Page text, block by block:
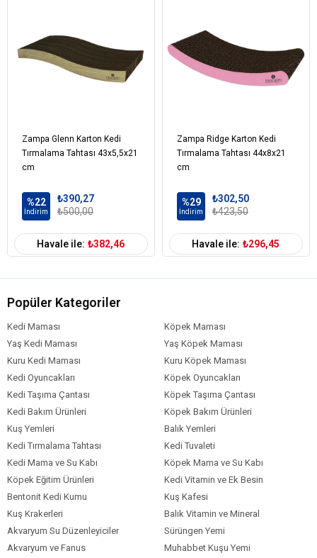
Zampa Glenn Karton Kedi
Tırmalama Tahtası 43x5,5x21
cm
%22
İndirim
₺390,27
₺500,00
Havale ile: ₺382,46
Zampa Ridge Karton Kedi
Tırmalama Tahtası 44x8x21
cm
%29
İndirim
₺302,50
₺423,50
Havale ile: ₺296,45
Popüler Kategoriler
Kedi Maması
Köpek Maması
Yaş Kedi Maması
Yaş Köpek Maması
Kuru Kedi Maması
Kuru Köpek Maması
Kedi Oyuncakları
Köpek Oyuncakları
Kedi Taşıma Çantası
Köpek Taşıma Çantası
Kedi Bakım Ürünleri
Köpek Bakım Ürünleri
Kuş Yemleri
Balık Yemleri
Kedi Tırmalama Tahtası
Kedi Tuvaleti
Kedi Mama ve Su Kabı
Köpek Mama ve Su Kabı
Köpek Eğitim Ürünleri
Kedi Vitamin ve Ek Besin
Bentonit Kedi Kumu
Kuş Kafesi
Kuş Krakerleri
Balık Vitamin ve Mineral
Akvaryum Su Düzenleyiciler
Sürüngen Yemi
Akvaryum ve Fanus
Muhabbet Kuşu Yemi